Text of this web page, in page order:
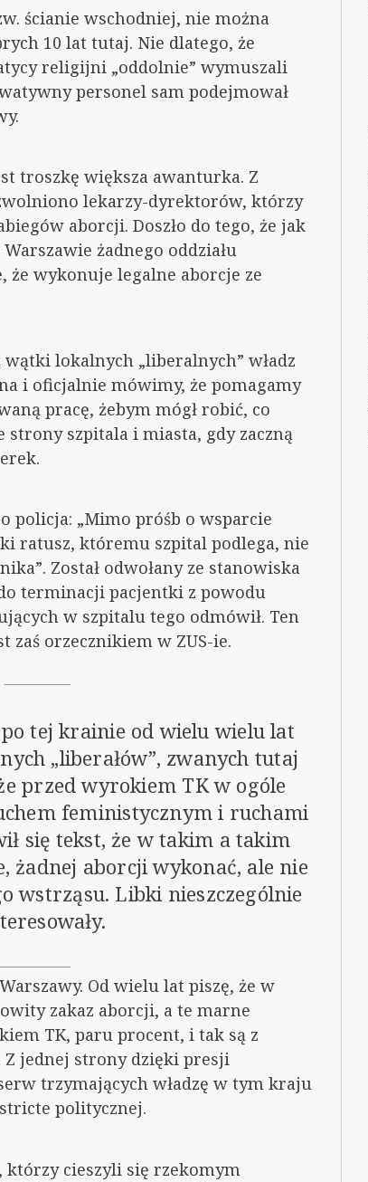
ścianie wschodniej, nie można
10 lat tutaj. Nie dlatego, że
religijni „oddolnie” wymuszali
personel sam podejmował
troszkę większa awanturka. Z
lekarzy-dyrektorów, którzy
aborcji. Doszło do tego, że jak
żadnego oddziału
wykonuje legalne aborcje ze
lokalnych „liberalnych” władz
i oficjalnie mówimy, że pomagamy
pracę, żebym mógł robić, co
strony szpitala i miasta, gdy zaczną
policja: „Mimo próśb o wsparcie
ratusz, któremu szpital podlega, nie
Został odwołany ze stanowiska
terminacji pacjentki z powodu
w szpitalu tego odmówił. Ten
zaś orzecznikiem w ZUS-ie.
tej krainie od wielu wielu lat
„liberałów”, zwanych tutaj
przed wyrokiem TK w ogóle
feministycznym i ruchami
się tekst, że w takim a takim
żadnej aborcji wykonać, ale nie
wstrząsu. Libki nieszczególnie
Od wielu lat piszę, że w
zakaz aborcji, a te marne
TK, paru procent, i tak są z
jednej strony dzięki presji
trzymających władzę w tym kraju
politycznej.
którzy cieszyli się rzekomym